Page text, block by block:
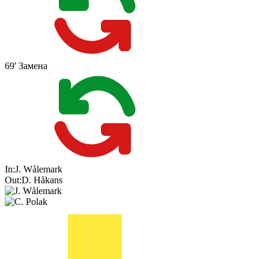
69' Замена
In:J. Wålemark
Out:D. Håkans